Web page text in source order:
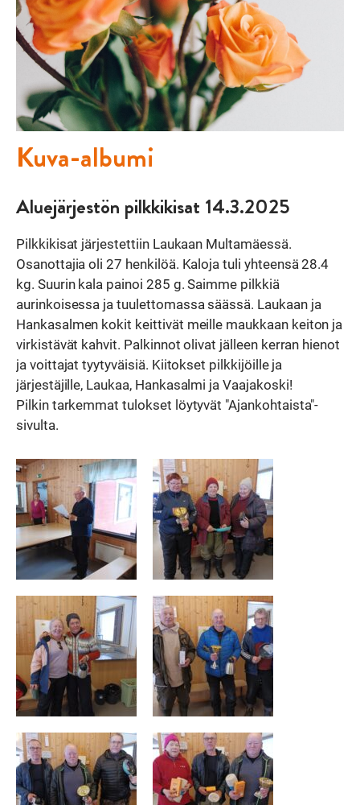
Kuva-albumi
Aluejärjestön pilkkikisat 14.3.2025
Pilkkikisat järjestettiin Laukaan Multamäessä.
Osanottajia oli 27 henkilöä. Kaloja tuli yhteensä 28.4
kg. Suurin kala painoi 285 g. Saimme pilkkiä
aurinkoisessa ja tuulettomassa säässä. Laukaan ja
Hankasalmen kokit keittivät meille maukkaan keiton ja
virkistävät kahvit. Palkinnot olivat jälleen kerran hienot
ja voittajat tyytyväisiä. Kiitokset pilkkijöille ja
järjestäjille, Laukaa, Hankasalmi ja Vaajakoski!
Pilkin tarkemmat tulokset löytyvät "Ajankohtaista"-
sivulta.